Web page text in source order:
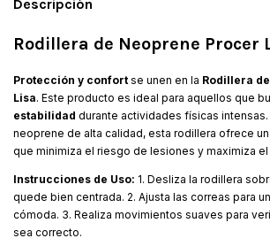
Descripción
Rodillera de Neoprene Procer
Protección y confort se unen en la Rodillera
Lisa. Este producto es ideal para aquellos que
estabilidad durante actividades físicas intensas.
neoprene de alta calidad, esta rodillera ofrece
que minimiza el riesgo de lesiones y maximiza
Instrucciones de Uso: 1. Desliza la rodillera
quede bien centrada. 2. Ajusta las correas para
cómoda. 3. Realiza movimientos suaves para
sea correcto.